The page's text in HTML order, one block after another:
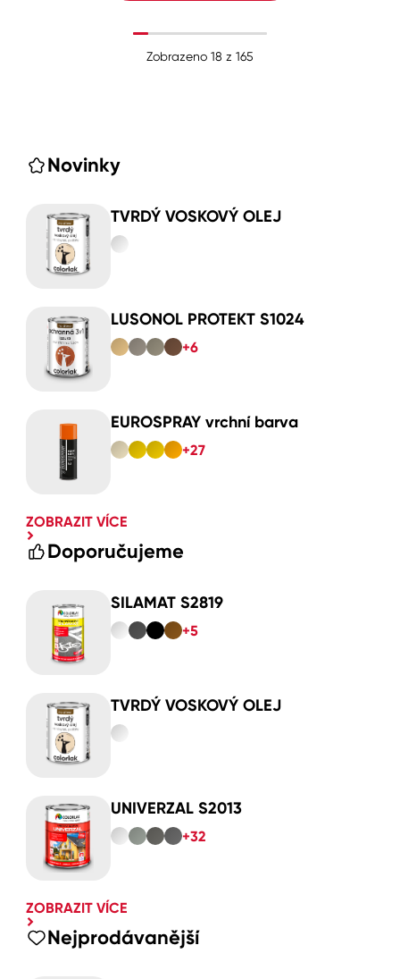
Zobrazeno 18 z 165
Novinky
TVRDÝ VOSKOVÝ OLEJ
LUSONOL PROTEKT S1024
+6
EUROSPRAY vrchní barva
+27
ZOBRAZIT VÍCE
Doporučujeme
SILAMAT S2819
+5
TVRDÝ VOSKOVÝ OLEJ
UNIVERZAL S2013
+32
ZOBRAZIT VÍCE
Nejprodávanější